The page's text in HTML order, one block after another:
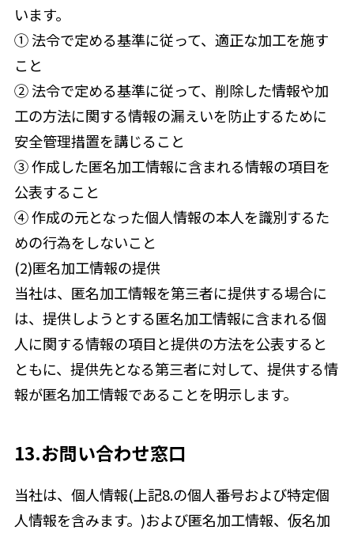
います。
① 法令で定める基準に従って、適正な加工を施す
こと
② 法令で定める基準に従って、削除した情報や加
工の方法に関する情報の漏えいを防止するために
安全管理措置を講じること
③ 作成した匿名加工情報に含まれる情報の項目を
公表すること
④ 作成の元となった個人情報の本人を識別するた
めの行為をしないこと
(2)匿名加工情報の提供
当社は、匿名加工情報を第三者に提供する場合に
は、提供しようとする匿名加工情報に含まれる個
人に関する情報の項目と提供の方法を公表すると
ともに、提供先となる第三者に対して、提供する情
報が匿名加工情報であることを明示します。
13.お問い合わせ窓口
当社は、個人情報(上記8.の個人番号および特定個
人情報を含みます。)および匿名加工情報、仮名加